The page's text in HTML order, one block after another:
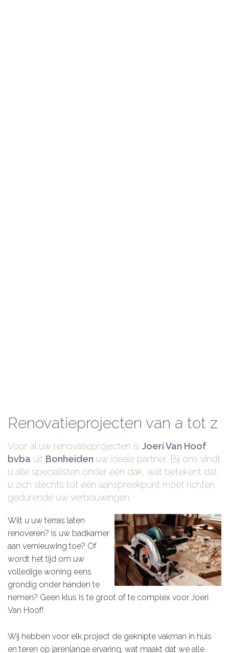
Renovatieprojecten van a tot z
Voor al uw renovatieprojecten is Joeri Van Hoof
bvba uit Bonheiden uw ideale partner. Bij ons vindt
u alle specialisten onder één dak, wat betekent dat
u zich slechts tot één aanspreekpunt moet richten
gedurende uw verbouwingen.
Wilt u uw terras laten
renoveren? Is uw badkamer
aan vernieuwing toe? Of
wordt het tijd om uw
volledige woning eens
grondig onder handen te
nemen? Geen klus is te groot of te complex voor Joeri
Van Hoof!
Wij hebben voor elk project de geknipte vakman in huis
en teren op jarenlange ervaring, wat maakt dat we alle